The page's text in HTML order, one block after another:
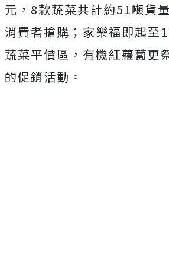
元，8款蔬菜共計約51噸貨
消費者搶購；家樂福即起至
蔬菜平價區，有機紅蘿蔔更
的促銷活動。